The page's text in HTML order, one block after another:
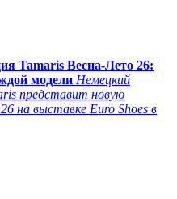
Tamaris Весна-Лето 26:
модели Немецкий
представит новую
на выставке Euro Shoes в